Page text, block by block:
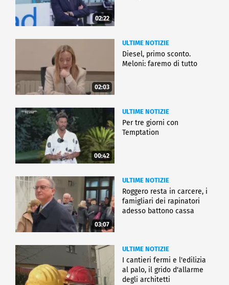
02:22
02:03
ULTIME NOTIZIE
Diesel, primo sconto.
Meloni: faremo di tutto
00:42
ULTIME NOTIZIE
Per tre giorni con
Temptation
03:07
ULTIME NOTIZIE
Roggero resta in carcere, i
famigliari dei rapinatori
adesso battono cassa
ULTIME NOTIZIE
I cantieri fermi e l'edilizia
al palo, il grido d'allarme
degli architetti